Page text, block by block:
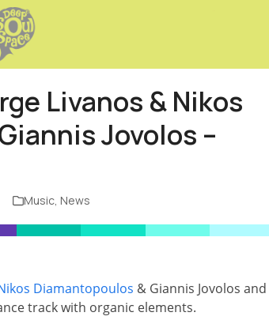
Livanos & Nikos
Jovolos –
Music, News
Diamantopoulos & Giannis Jovolos and
track with organic elements.